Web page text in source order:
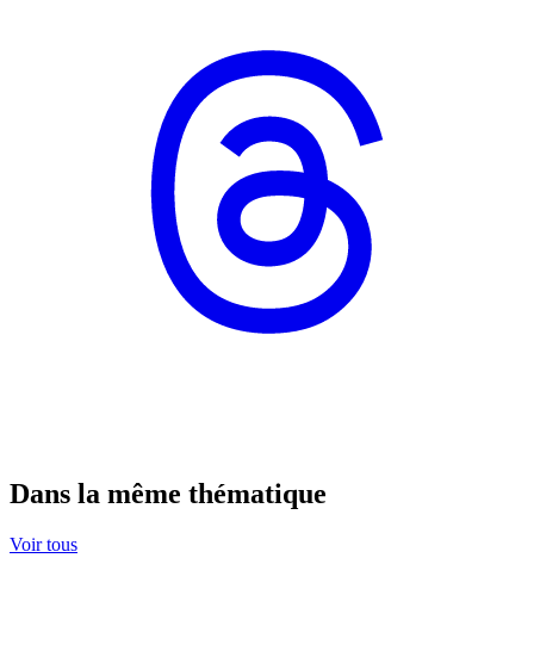
Dans la même thématique
Voir tous